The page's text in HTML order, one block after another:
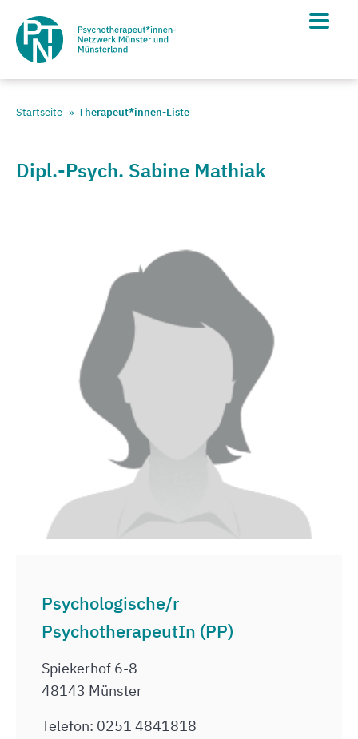
Startseite Therapeut*innen-Liste
Dipl.-Psych. Sabine Mathiak
Psychologische/r
PsychotherapeutIn (PP)
Spiekerhof 6-8
48143 Münster
Telefon: 0251 4841818